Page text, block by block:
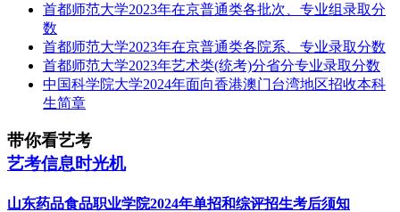
首都师范大学2023年在京普通类各批次、专业组录取分
数
首都师范大学2023年在京普通类各院系、专业录取分数
首都师范大学2023年艺术类(统考)分省分专业录取分数
中国科学院大学2024年面向香港澳门台湾地区招收本科
生简章
带你看艺考
艺考信息时光机
山东药品食品职业学院2024年单招和综评招生考后须知